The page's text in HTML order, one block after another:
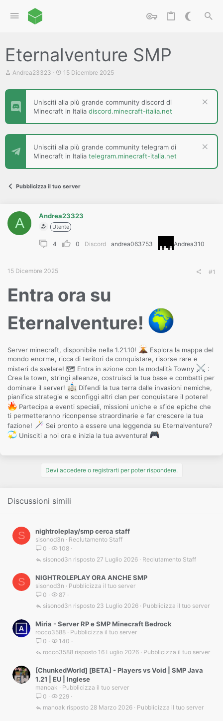
Eternalventure SMP
C
e
t
o
D
s
u
e
Andrea23323
D
t
d
i
z
i
o
15 Dicembre 2025
Unisciti alla più grande community discord di
Minecraft in Italia discord.minecraft-italia.net
Unisciti alla più grande community telegram di
Minecraft in Italia telegram.minecraft-italia.net
Pubblicizza il tuo server
A Andrea23323
Utente
4 0 Discord andrea063753 Andrea310
15 Dicembre 2025 #1
Entra ora su
Eternalventure!
Server minecraft, disponibile nella 1.21.10!
Esplora la mappa del
mondo enorme, ricca di teritori da conquistare, risorse rare e
misteri da svelare! 🗺 Entra in azione con la modalità Towny
:
Crea la town, stringi alleanze, costruisci la tua base e combatti per
dominare il server!
Difendi la tua terra dalle invasioni nemiche,
pianifica strategie e sconfiggi altri clan per conquistare il potere!
Partecipa a eventi speciali, missioni uniche e sfide epiche che
ti permetteranno riconpense straordinarie e far crescere la tua
fazione!
Sei pronto a essere una leggenda su Eternalventure?
Unisciti a noi ora e inizia la tua avventura!
Devi accedere o registrarti per poter rispondere.
Discussioni simili
S nightroleplay/smp cerca staff
sisonod3n
Reclutamento Staff
0
108
Reclutamento Staff
27 Luglio 2026
sisonod3n
S NIGHTROLEPLAY ORA ANCHE SMP
sisonod3n
Pubblicizza il tuo server
0
87
Pubblicizza il tuo server
23 Luglio 2026
sisonod3n
Miria - Server RP e SMP Minecraft Bedrock
rocco3588
Pubblicizza il tuo server
0
140
Pubblicizza il tuo server
16 Luglio 2026
rocco3588
[ChunkedWorld] [BETA] - Players vs Void | SMP Java
1.21 | EU | Inglese
manoak
Pubblicizza il tuo server
0
229
Pubblicizza il tuo server
28 Marzo 2026
manoak